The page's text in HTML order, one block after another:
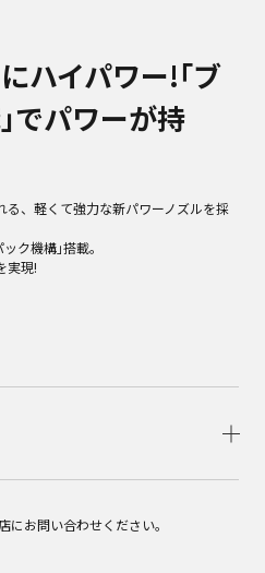
ハイパワー!｢ブ
でパワーが持
る、軽くて強力な新パワーノズルを採
ク機構｣搭載。
実現!
お問い合わせください。